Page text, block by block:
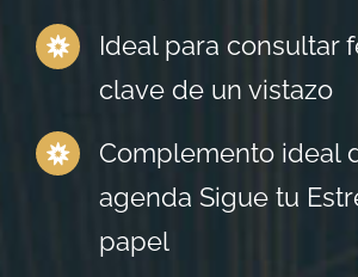
Ideal para consultar
clave de un vistazo
Complemento ideal
agenda Sigue tu
papel